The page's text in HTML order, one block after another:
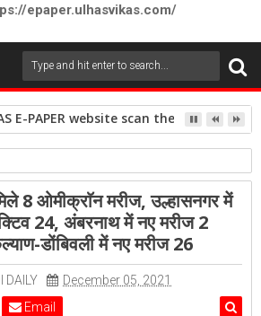
epaper.ulhasvikas.com/
E-PAPER website scan the QR
kalyan
ulhasnagar
मरीज, उल्हासनगर में नए मरीज 3 एक्टिव 24, अंबरनाथ
डोंबिवली में नए मरीज 26
8 ओमीक्राॅन मरीज, उल्हासनगर में
24, अंबरनाथ में नए मरीज 2
डोंबिवली में नए मरीज 26
DAILY
December 05, 2021
Email